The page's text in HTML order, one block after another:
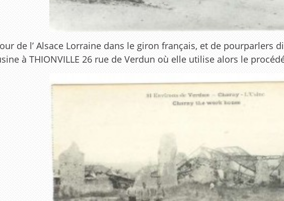
de l’ Alsace Lorraine dans le giron français, et de pourparlers
à THIONVILLE 26 rue de Verdun où elle utilise alors le